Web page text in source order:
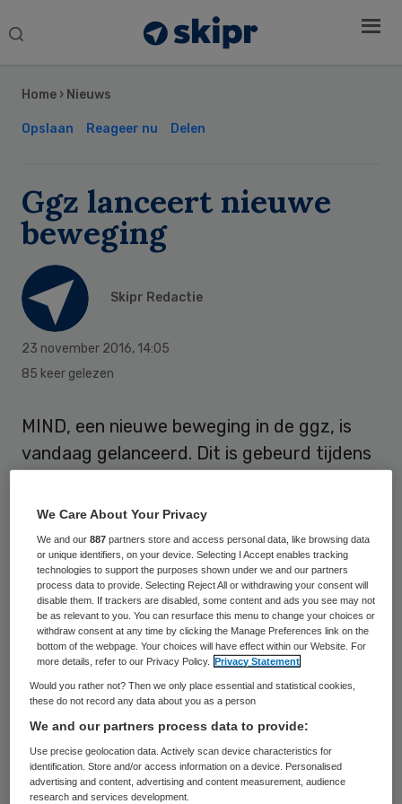
Search
Home › Nieuws
Opslaan Reageer nu Delen
Ggz lanceert nieuwe
beweging
Skipr Redactie
23 november 2016, 14:05
85 keer gelezen
MIND, een nieuwe beweging in de ggz, is
vandaag gelanceerd. Dit is gebeurd tijdens
aandacht wordt gevraagd voor iedereen
die met psychische problemen te maken
heeft.
MIND is een beweging van organisaties en
individuen in de GGz. Het doel is elkaar te
versterken en inspireren. Bovendien is MIND
het landelijke aanspreekpunt voor alle
vragen en knelpunten rond psychische
kwetsbaarheid, waarbij verbinden centraal
staat. MIND is een samenwerking van het
Landelijk Platform GGz, Fonds Psychische
Sidebar
We Care About Your Privacy
We and our887 partners store and access personal data, like browsing data
or unique identifiers, on your device. Selecting I Accept enables tracking
technologies to support the purposes shown under we and our partners
process data to provide. Selecting Reject All or withdrawing your consent will
disable them. If trackers are disabled, some content and ads you see may not
be as relevant to you. You can resurface this menu to change your choices or
withdraw consent at any time by clicking the Manage Preferences link on the
bottom of the webpage. Your choices will have effect within our Website. For
more details, refer to our Privacy Policy.
Privacy Statement
Would you rather not? Then we only place essential and statistical cookies,
these do not record any data about you as a person
We and our partners process data to provide:
Use precise geolocation data. Actively scan device characteristics for
identification. Store and/or access information on a device. Personalised
advertising and content, advertising and content measurement, audience
research and services development.